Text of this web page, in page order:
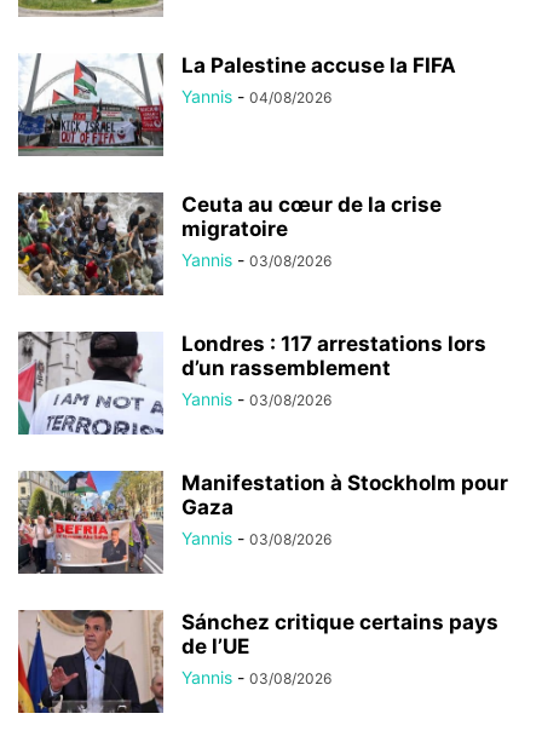
La Palestine accuse la FIFA
Yannis - 04/08/2026
Ceuta au cœur de la crise
migratoire
Yannis - 03/08/2026
Londres : 117 arrestations lors
d’un rassemblement
Yannis - 03/08/2026
Manifestation à Stockholm pour
Gaza
Yannis - 03/08/2026
Sánchez critique certains pays
de l’UE
Yannis - 03/08/2026